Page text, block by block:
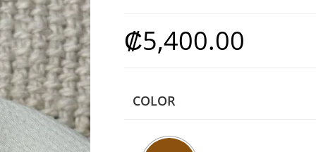
₡5,400.00
COLOR